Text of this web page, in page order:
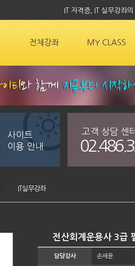
IT 자격증, IT 실무강좌
전체강좌 MY CLASS
사이트
이용 안내
고객 상담 센
IT실무강좌
전산회계운용사 3급
담당강사 손세윤